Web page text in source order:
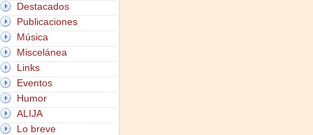
Destacados
Publicaciones
Música
Miscelánea
Links
Eventos
Humor
ALIJA
Lo breve